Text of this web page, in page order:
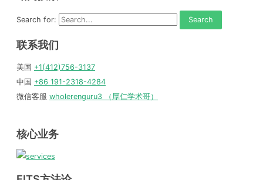
Search for:
联系我们
美国 +1(412)756-3137
中国 +86 191-2318-4284
微信客服 wholerenguru3 （厚仁学术哥）
核心业务